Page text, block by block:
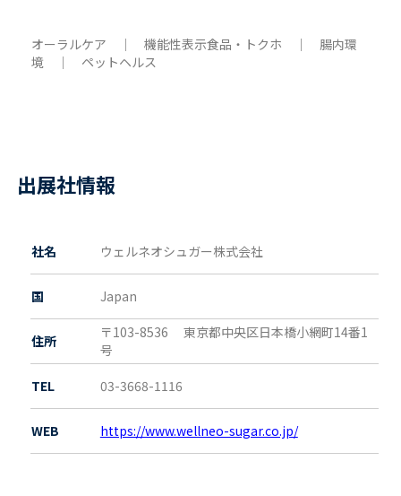
オーラルケア ｜ 機能性表示食品・トクホ ｜ 腸内環
境 ｜ ペットヘルス
出展社情報
社名 ウェルネオシュガー株式会社
国 Japan
住所 〒103-8536 東京都中央区日本橋小網町14番1
号
TEL
03-3668-1116
WEB https://www.wellneo-sugar.co.jp/